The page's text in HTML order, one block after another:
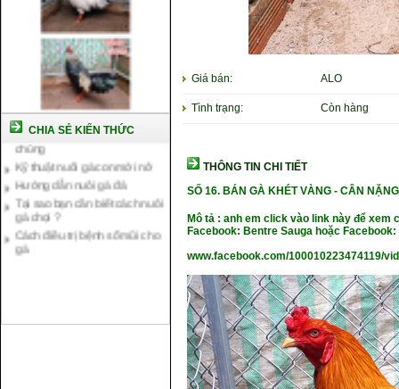
CHIA SẺ KIẾN THỨC
Cách nuôi gà chế độ đá c1
Cách nuôi gà đông tảo thuần
chủng
Hướng dẫn nuôi gà đá
Tại sao bạn cần biết cách nuôi
gà chọi ?
Cách điều trị bệnh sổ mũi cho
gà
Giá bán: ALO
Tình trạng: Còn hàng
THÔNG TIN CHI TIẾT
SỐ 16.BÁN GÀ KHÉT VÀNG -CÂN NẶ
Mô tả : anh em click vào link này để
Facebook: Bentre Sauga hoặc Facebook:
www.facebook.com/100010223474119/